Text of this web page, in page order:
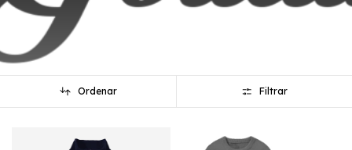
Ordenar Filtrar